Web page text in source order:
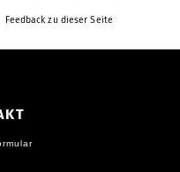
Feedback zu dieser Seite